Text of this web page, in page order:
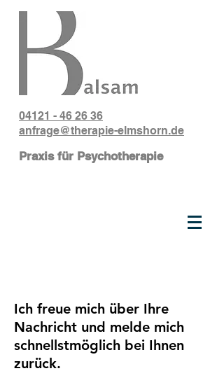
04121 - 46 26 36
anfrage@therapie-elmshorn.de
Praxis für Psychotherapie
Ich freue mich über Ihre
Nachricht und melde mich
schnellstmöglich bei Ihnen
zurück.